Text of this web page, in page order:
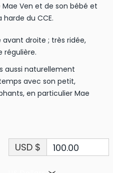
Ven et de son bébé et
du CCE.
droite ; très ridée,
régulière.
aussi naturellement
avec son petit,
en particulier Mae
USD $ 100.00